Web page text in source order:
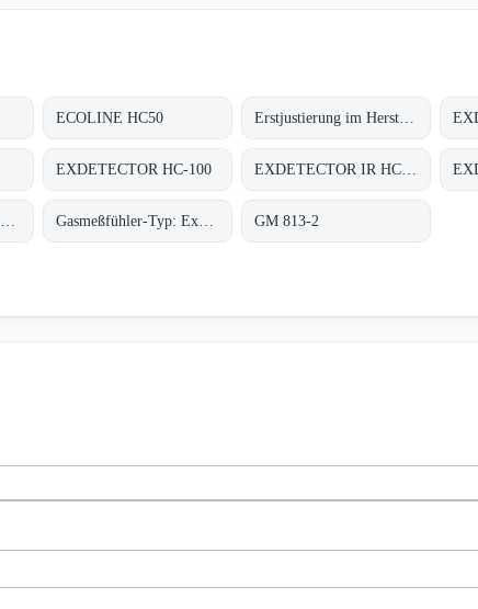
ECOLINE HC50
EXDETECTOR HC-100
GM 813-2